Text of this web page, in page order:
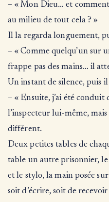
– « Mon Dieu… et
au milieu de tout cela ? »
Il la regarda longuement,
– « Comme quelqu’un sur
frappe pas des mains… il
Un instant de silence, puis
– « Ensuite, j’ai été conduit
l’inspecteur lui-même,
différent.
Deux petites tables de
table un autre prisonnier,
et le stylo, la main posée
soit d’écrire, soit de